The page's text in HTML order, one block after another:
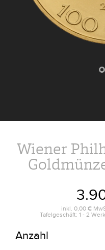
Wiener
inkl. 0,00 €
Tafelgeschäft: 1 - 2
Anzahl